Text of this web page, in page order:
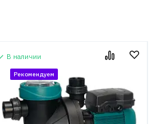
В наличии
Рекомендуем